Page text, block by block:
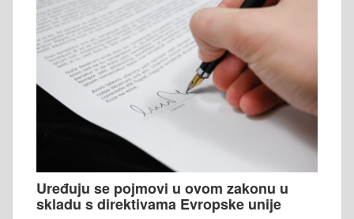
Uređuju se pojmovi u ovom zakonu u
skladu s direktivama Evropske unije